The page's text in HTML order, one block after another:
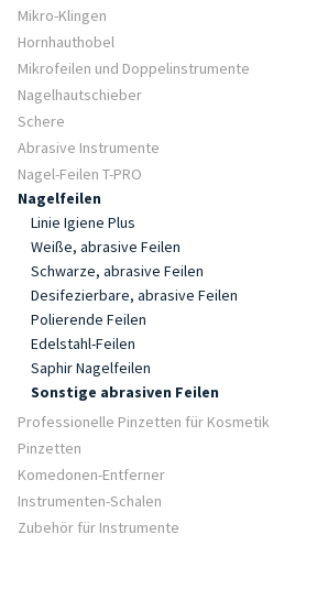
Mikro-Klingen
Hornhauthobel
Mikrofeilen und Doppelinstrumente
Nagelhautschieber
Schere
Abrasive Instrumente
Nagel-Feilen T-PRO
Nagelfeilen
Linie Igiene Plus
Weiße, abrasive Feilen
Schwarze, abrasive Feilen
Desifezierbare, abrasive Feilen
Polierende Feilen
Edelstahl-Feilen
Saphir Nagelfeilen
Sonstige abrasiven Feilen
Professionelle Pinzetten für Kosmetik
Pinzetten
Komedonen-Entferner
Instrumenten-Schalen
Zubehör für Instrumente